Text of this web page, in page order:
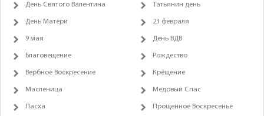
День Святого Валентина Татьянин день
День Матери 23 февраля
9 мая День ВДВ
Благовещение Рождество
Вербное Воскресение Крещение
Масленица Медовый Спас
Пасха Прощенное Воскресенье